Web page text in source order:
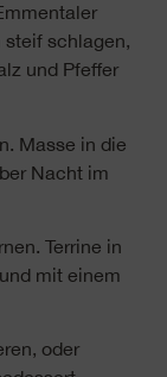
steif schlagen,
und Pfeffer
Masse in die
Nacht im
Terrine in
mit einem
oder